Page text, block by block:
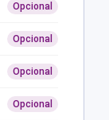
Opcional
Opcional
Opcional
Opcional